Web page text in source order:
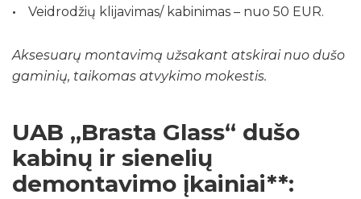
Veidrodžių klijavimas/ kabinimas – nuo 50 EUR.
Aksesuarų montavimą užsakant atskirai nuo dušo
gaminių, taikomas atvykimo mokestis.
UAB „Brasta Glass“ dušo
kabinų ir sienelių
demontavimo įkainiai**: